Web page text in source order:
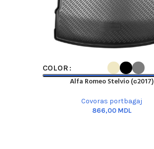
SELECT OPTIONS
COLOR
Alfa Romeo Stelvio (с2017)
Covoras portbagaj
MDL